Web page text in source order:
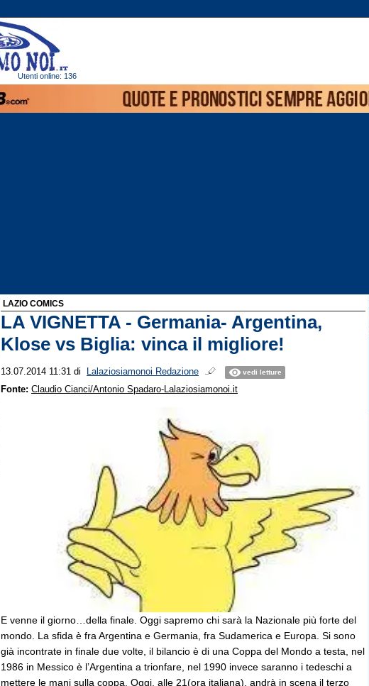
Utenti online: 136
LAZIO COMICS
LA VIGNETTA - Germania- Argentina,
Klose vs Biglia: vinca il migliore!
13.07.2014 11:31 di Lalaziosiamonoi Redazione vedi letture
Fonte: Claudio Cianci/Antonio Spadaro-Lalaziosiamonoi.it
E venne il giorno…della finale. Oggi sapremo chi sarà la Nazionale più forte del
mondo. La sfida è fra Argentina e Germania, fra Sudamerica e Europa. Si sono
già incontrate in finale due volte, il bilancio è di una Coppa del Mondo a testa, nel
1986 in Messico è l’Argentina a trionfare, nel 1990 invece saranno i tedeschi a
mettere le mani sulla coppa. Oggi, alle 21(ora italiana), andrà in scena il terzo